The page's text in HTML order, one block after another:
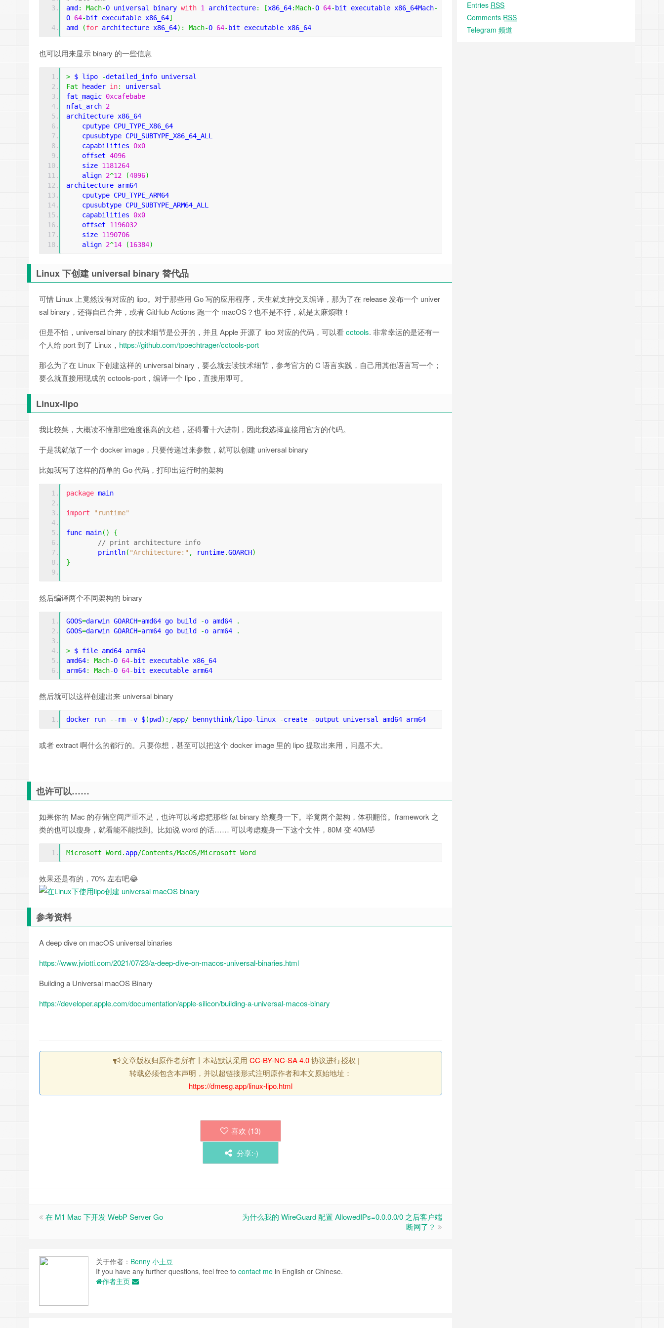
amd : Mach-O universal binary with 1 architecture: [x86_64:Mach-O 64- bit executable x86_64Mach-
O 64- bit executable x86_64]
amd
(for architecture x86_64): Mach-O 64- bit executable x86_64
也可以用来显示 binary 的一些信息
> $ lipo -detailed_info universal
Fat header in:
universal
fat_magic 0xcafebabe
nfat_arch 2
architecture x86_64
    cputype CPU_TYPE_X86_64
    cpusubtype CPU_SUBTYPE_X86_64_ALL
    capabilities
0x0
    offset
4096
    size
1181264
    align
2^12 (4096)
architecture arm64
    cputype CPU_TYPE_ARM64
    cpusubtype CPU_SUBTYPE_ARM64_ALL
    capabilities
0x0
    offset
1196032
    size
1190706
    align
2^14 (16384)
Linux 下创建 universal binary 替代品
可惜 Linux 上竟然没有对应的 lipo。对于那些用 Go 写的应用程序，天生就支持交叉编译，那为了在 release 发布一个 univer
sal binary，还得自己合并，或者 GitHub Actions 跑一个 macOS？也不是不行，就是太麻烦啦！
但是不怕，universal binary 的技术细节是公开的，并且 Apple 开源了 lipo 对应的代码，可以看cctools. 非常幸运的是还有一
个人给 port 到了 Linux， https://github.com/tpoechtrager/cctools-port
那么为了在 Linux 下创建这样的 universal binary，要么就去读技术细节，参考官方的 C 语言实践，自己用其他语言写一个；
要么就直接用现成的 cctools-port，编译一个 lipo，直接用即可。
Linux-lipo
我比较菜，大概读不懂那些难度很高的文档，还得看十六进制，因此我选择直接用官方的代码。
于是我就做了一个 docker image，只要传递过来参数，就可以创建 universal binary
比如我写了这样的简单的 Go 代码，打印出运行时的架构
package main
import "runtime"
func main()
{
// print architecture info
	println
( "Architecture:" , runtime.GOARCH)
}
然后编译两个不同架构的 binary
GOOS=darwin GOARCH=amd64 go build -o amd64
.
GOOS=darwin GOARCH=arm64 go build -o arm64 .
> $ file amd64 arm64
amd64: Mach-O 64- bit executable x86_64
arm64: Mach-O 64- bit executable arm64
然后就可以这样创建出来 universal binary
docker run -- rm -v $(pwd ):/app/ bennythink/lipo-linux -create -output universal amd64 arm64
或者 extract 啊什么的都行的。只要你想，甚至可以把这个 docker image 里的 lipo 提取出来用，问题不大。
也许可以……
如果你的 Mac 的存储空间严重不足，也许可以考虑把那些 fat binary 给瘦身一下。毕竟两个架构，体积翻倍。framework 之
类的也可以瘦身，就看能不能找到。比如说 word 的话…… 可以考虑瘦身一下这个文件，80M 变 40M🤣
Microsoft Word . app/Contents/MacOS/Microsoft Word
效果还是有的，70% 左右吧😂
参考资料
A deep dive on macOS universal binaries
https://www.jviotti.com/2021/07/23/a-deep-dive-on-macos-universal-binaries.html
Building a Universal macOS Binary
https://developer.apple.com/documentation/apple-silicon/building-a-universal-macos-binary
文章版权归原作者所有丨本站默认采用 CC-BY-NC-SA 4.0协议进行授权 |
转载必须包含本声明，并以超链接形式注明原作者和本文原始地址：
https://dmesg.app/linux-lipo.html
喜欢 (13)
分享:-)
在 M1 Mac 下开发 WebP Server Go
为什么我的 WireGuard 配置 AllowedIPs=0.0.0.0/0 之后客户端
断网了？
关于作者： Benny 小土豆
If you have any further questions, feel free to contact me in English or Chinese.
作者主页
Entries RSS
Comments RSS
Telegram 频道